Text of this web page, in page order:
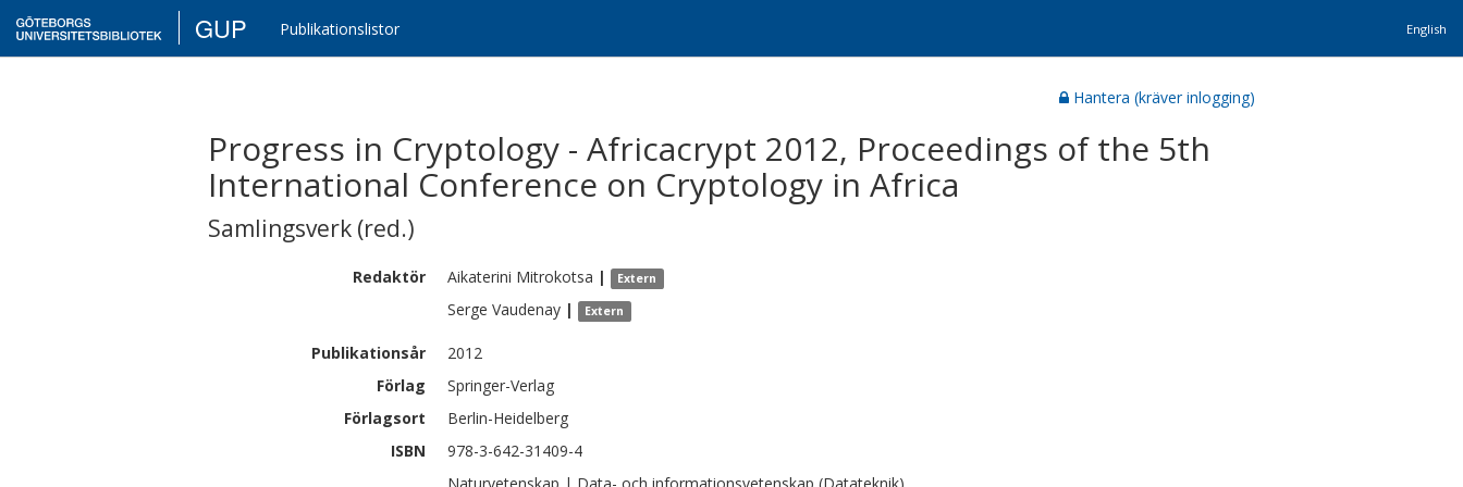
GUP Publikationslistor English
Hantera (kräver inlogging)
Progress in Cryptology - Africacrypt 2012, Proceedings of the 5th
International Conference on Cryptology in Africa
Samlingsverk (red.)
Redaktör Aikaterini Mitrokotsa | Extern
Serge Vaudenay | Extern
Publikationsår
2012
Förlag
Springer-Verlag
Förlagsort
Berlin-Heidelberg
ISBN
978-3-642-31409-4